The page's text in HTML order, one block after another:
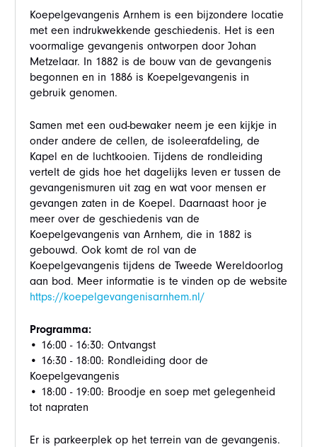
Koepelgevangenis Arnhem is een bijzondere locatie
met een indrukwekkende geschiedenis. Het is een
voormalige gevangenis ontworpen door Johan
Metzelaar. In 1882 is de bouw van de gevangenis
begonnen en in 1886 is Koepelgevangenis in
gebruik genomen.
Samen met een oud-bewaker neem je een kijkje in
onder andere de cellen, de isoleerafdeling, de
Kapel en de luchtkooien. Tijdens de rondleiding
vertelt de gids hoe het dagelijks leven er tussen de
gevangenismuren uit zag en wat voor mensen er
gevangen zaten in de Koepel. Daarnaast hoor je
meer over de geschiedenis van de
Koepelgevangenis van Arnhem, die in 1882 is
gebouwd. Ook komt de rol van de
Koepelgevangenis tijdens de Tweede Wereldoorlog
aan bod. Meer informatie is te vinden op de website
https://koepelgevangenisarnhem.nl/
Programma:
• 16:00 - 16:30: Ontvangst
• 16:30 - 18:00: Rondleiding door de
Koepelgevangenis
• 18:00 - 19:00: Broodje en soep met gelegenheid
tot napraten
Er is parkeerplek op het terrein van de gevangenis.